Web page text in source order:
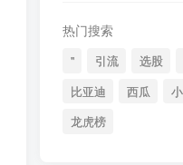
热门搜索
" 引流 选股
比亚迪
西瓜
龙虎榜